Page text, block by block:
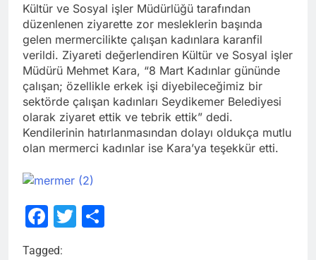
Kültür ve Sosyal işler Müdürlüğü tarafından
düzenlenen ziyarette zor mesleklerin başında
gelen mermercilikte çalışan kadınlara karanfil
verildi. Ziyareti değerlendiren Kültür ve Sosyal işler
Müdürü Mehmet Kara, “8 Mart Kadınlar gününde
çalışan; özellikle erkek işi diyebileceğimiz bir
sektörde çalışan kadınları Seydikemer Belediyesi
olarak ziyaret ettik ve tebrik ettik” dedi.
Kendilerinin hatırlanmasından dolayı oldukça mutlu
olan mermerci kadınlar ise Kara’ya teşekkür etti.
Facebook
Twitter
Tagged: